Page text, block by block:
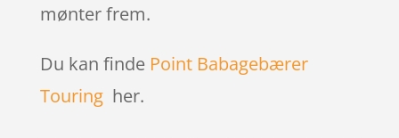
mønter frem.
Du kan finde Point Babagebærer
Touringher.